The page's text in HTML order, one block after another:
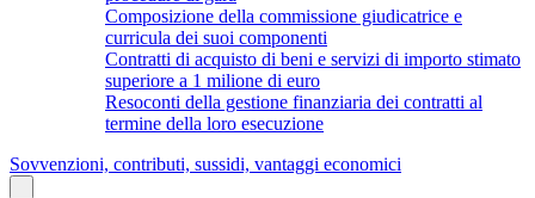
Composizione della commissione giudicatrice e
curricula dei suoi componenti
Contratti di acquisto di beni e servizi di importo stimato
superiore a 1 milione di euro
Resoconti della gestione finanziaria dei contratti al
termine della loro esecuzione
Sovvenzioni, contributi, sussidi, vantaggi economici